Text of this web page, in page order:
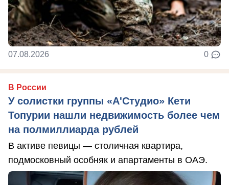
07.08.2026 0
В России
У солистки группы «А'Студио» Кети
Топурии нашли недвижимость более чем
на полмиллиарда рублей
В активе певицы — столичная квартира,
подмосковный особняк и апартаменты в ОАЭ.